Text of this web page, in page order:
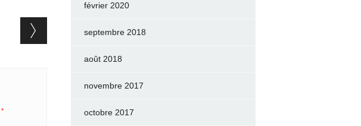
*
février 2020
septembre 2018
août 2018
novembre 2017
octobre 2017